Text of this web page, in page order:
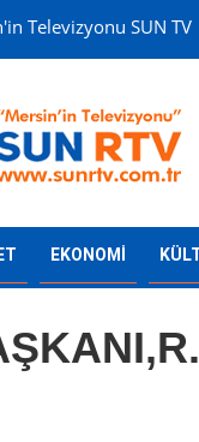
Televizyonu SUN TV
EKONOMİ